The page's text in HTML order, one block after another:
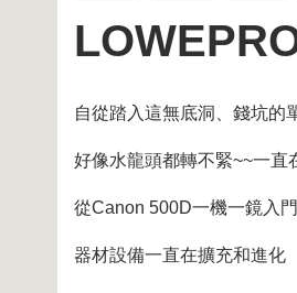
自從踏入這無底洞、錢坑的
好像水龍頭都轉不緊~~一直
從Canon 500D一機一鏡入
器材設備一直在擴充和進化